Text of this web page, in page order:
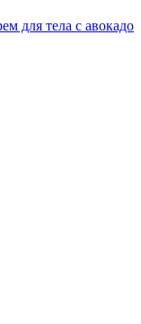
тела с авокадо